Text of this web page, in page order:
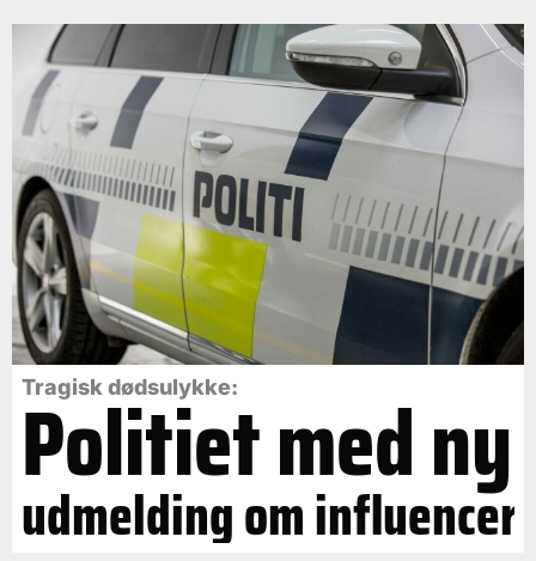
Tragisk dødsulykke:
Politiet med ny
udmelding om influencer